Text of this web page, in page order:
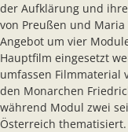
der Aufklärung und
von Preußen und
Angebot um vier
Hauptfilm eingesetzt
umfassen Filmmaterial
den Monarchen
während Modul zwei
Österreich